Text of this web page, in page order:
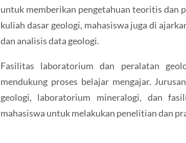
untuk memberikan pengetahuan teoritis dan
kuliah dasar geologi, mahasiswa juga di
dan analisis data geologi.
Fasilitas laboratorium dan peralatan
mendukung proses belajar mengajar.
geologi, laboratorium mineralogi, dan
mahasiswa untuk melakukan penelitian dan